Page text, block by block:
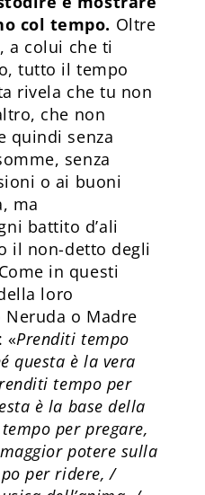
col tempo. Oltre
a colui che ti
tutto il tempo
rivela che tu non
che non
quindi senza
senza
o ai buoni
ma
battito d’ali
il non-detto degli
in questi
loro
o Madre
«Prenditi tempo
questa è la vera
tempo per
è la base della
per pregare,
potere sulla
per ridere, /